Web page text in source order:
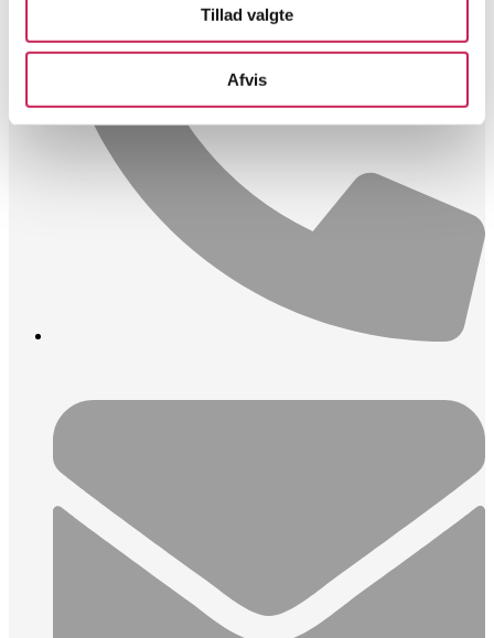
Tillad valgte
Afvis